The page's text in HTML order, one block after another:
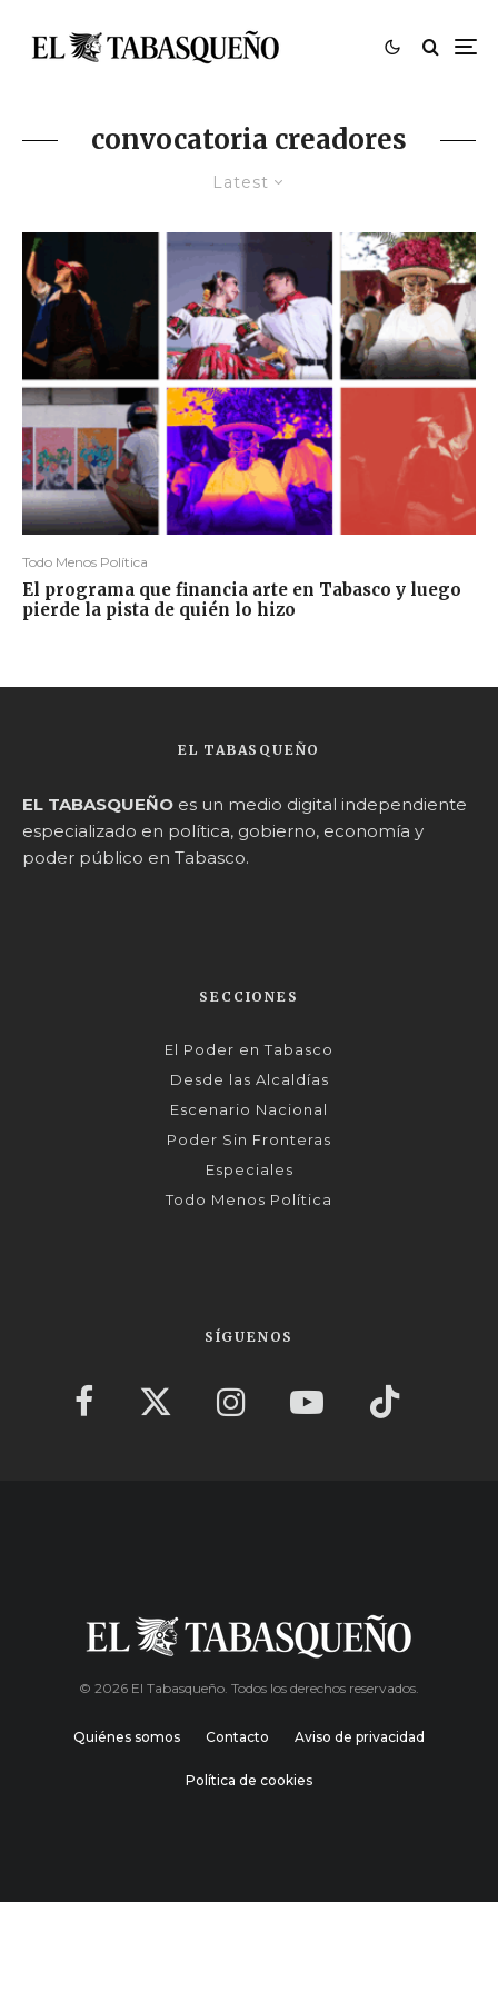
convocatoria creadores
Latest
Todo Menos Política
El programa que financia arte en Tabasco y luego
pierde la pista de quién lo hizo
EL TABASQUEÑO
EL TABASQUEÑO es un medio digital independiente
especializado en política, gobierno, economía y
poder público en Tabasco.
SECCIONES
El Poder en Tabasco
Desde las Alcaldías
Escenario Nacional
Poder Sin Fronteras
Especiales
Todo Menos Política
SÍGUENOS
© 2026 El Tabasqueño. Todos los derechos reservados.
Quiénes somos Contacto Aviso de privacidad
Política de cookies